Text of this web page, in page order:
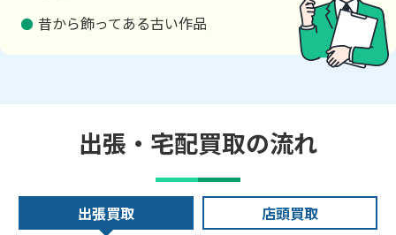
昔から飾ってある古い作品
出張・宅配買取の流れ
出張買取 店頭買取